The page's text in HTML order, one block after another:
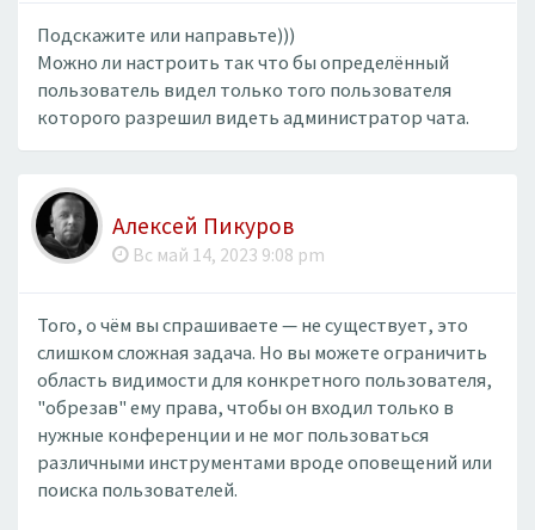
Подскажите или направьте)))
Можно ли настроить так что бы определённый
пользователь видел только того пользователя
которого разрешил видеть администратор чата.
Алексей Пикуров
Вс май 14, 2023 9:08 pm
Того, о чём вы спрашиваете — не существует, это
слишком сложная задача. Но вы можете ограничить
область видимости для конкретного пользователя,
"обрезав" ему права, чтобы он входил только в
нужные конференции и не мог пользоваться
различными инструментами вроде оповещений или
поиска пользователей.